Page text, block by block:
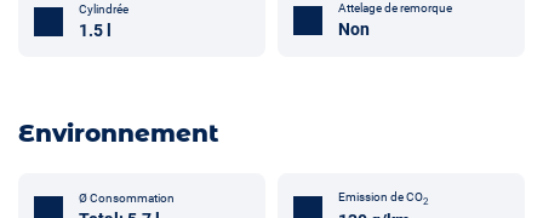
Cylindrée
1.5 l
Attelage de remorque
Non
Environnement
Ø Consommation Emission de CO2